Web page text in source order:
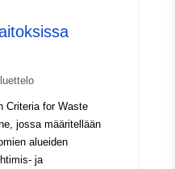
Criteria for Waste
jossa määritellään
alueiden
ja